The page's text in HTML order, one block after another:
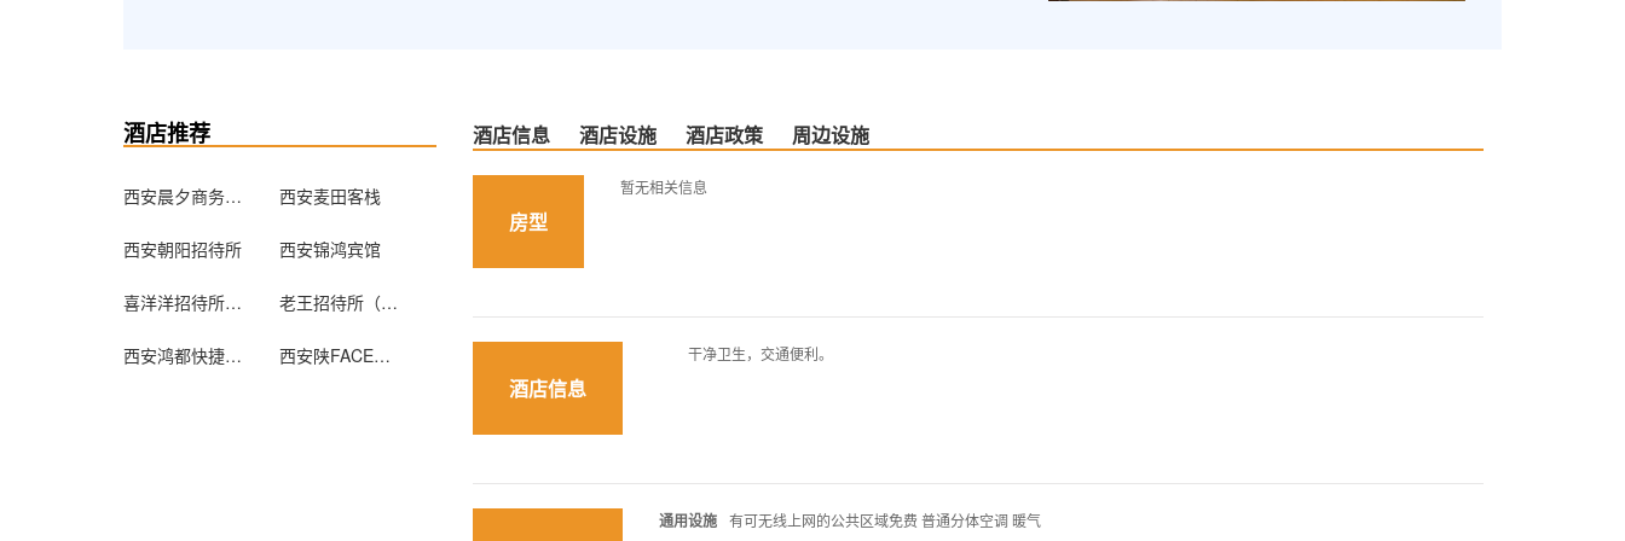
酒店推荐
西安晨夕商务宾馆 西安麦田客栈
西安朝阳招待所 西安锦鸿宾馆
喜洋洋招待所（西安枣园村店） 老王招待所（西安滦镇店）
西安鸿都快捷酒店 西安陕FACE青年旅舍（钟楼店）
酒店信息 酒店设施 酒店政策 周边设施
房型
暂无相关信息
酒店信息
干净卫生，交通便利。
通用设施 有可无线上网的公共区域免费 普通分体空调 暖气